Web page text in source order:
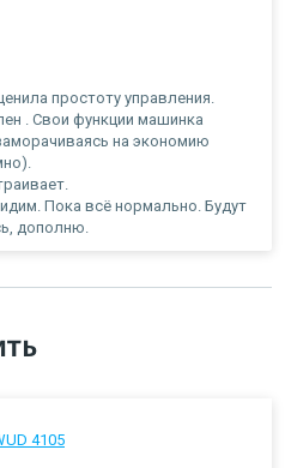
простоту управления.
. Свои функции машинка
на экономию
Пока всё нормально. Будут
дополню.
4105